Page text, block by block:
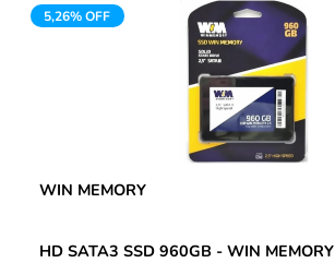
5,26% OFF
WIN MEMORY
HD SATA3 SSD 960GB - WIN MEMORY